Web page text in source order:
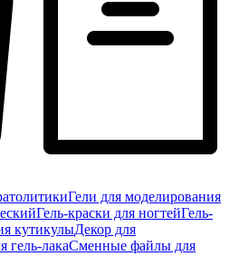
Гели для моделирования
Гель-краски для ногтейГель-
кутикулыДекор для
гель-лакаСменные файлы для